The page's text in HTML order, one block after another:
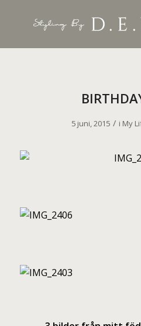
5 juni, 2015 / i My